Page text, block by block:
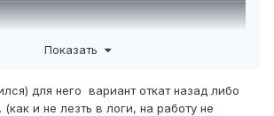
message repeated 84 times.
Показать
для него вариант откат назад либо
и не лезть в логи, на работу не